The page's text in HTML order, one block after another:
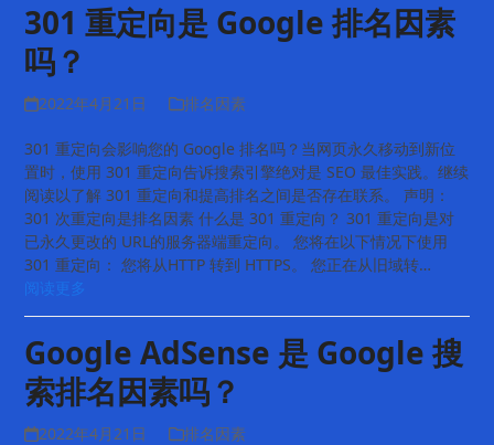
301 重定向是 Google 排名因素
吗？
2022年4月21日 排名因素
301 重定向会影响您的 Google 排名吗？当网页永久移动到新位
置时，使用 301 重定向告诉搜索引擎绝对是 SEO 最佳实践。继续
阅读以了解 301 重定向和提高排名之间是否存在联系。 声明：
301 次重定向是排名因素 什么是 301 重定向？ 301 重定向是对
已永久更改的 URL的服务器端重定向。 您将在以下情况下使用
301 重定向： 您将从HTTP 转到 HTTPS。 您正在从旧域转…
阅读更多
Google AdSense 是 Google 搜
索排名因素吗？
2022年4月21日 排名因素